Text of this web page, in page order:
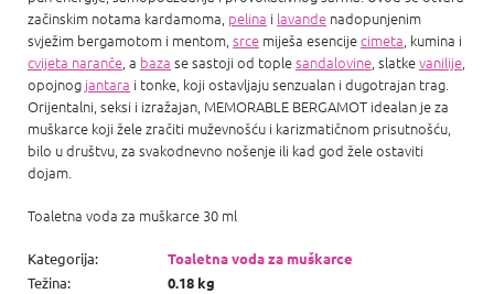
začinskim notama kardamoma, pelina i lavande nadopunjenim
svježim bergamotom i mentom, srce miješa esencijecimeta, kumina i
cvijeta naranče, a baza se sastoji od toplesandalovine, slatkevanilije,
opojnog jantara i tonke, koji ostavljaju senzualan i dugotrajan trag.
Orijentalni, seksi i izražajan, MEMORABLE BERGAMOT idealan je za
muškarce koji žele zračiti muževnošću i karizmatičnom prisutnošću,
bilo u društvu, za svakodnevno nošenje ili kad god žele ostaviti
dojam.
Toaletna voda za muškarce 30 ml
Kategorija:
Toaletna voda za muškarce
Težina:
0.18 kg